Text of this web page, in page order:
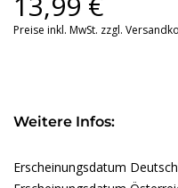
Preise inkl. MwSt. zzgl.
Weitere Infos:
Erscheinungsdatum